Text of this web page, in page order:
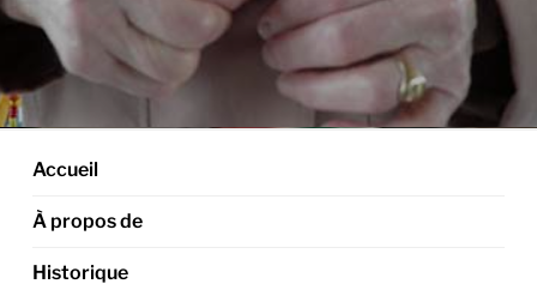
Accueil
À propos de
Historique